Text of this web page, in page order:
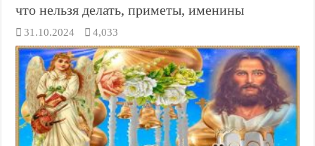
что нельзя делать, приметы, именины
31.10.2024 4,033